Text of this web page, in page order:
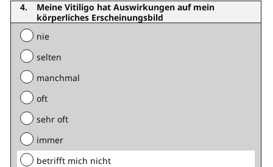
Meine Vitiligo hat Auswirkungen auf mein
körperliches Erscheinungsbild
nie
selten
manchmal
oft
sehr oft
immer
betrifft mich nicht